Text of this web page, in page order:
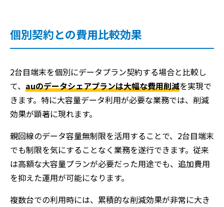
個別契約との費用比較効果
2台目端末を個別にデータプラン契約する場合と比較し
て、 auのデータシェアプランは大幅な費用削減を実現で
きます。特に大容量データ利用が必要な業務では、削減
効果が顕著に現れます。
親回線のデータ容量無制限を活用することで、2台目端末
でも制限を気にすることなく業務を遂行できます。従来
は高額な大容量プランが必要だった用途でも、追加費用
を抑えた運用が可能になります。
複数台での利用時には、累積的な削減効果が非常に大き